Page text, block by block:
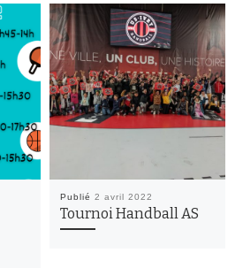
Publié 2 avril 2022
Tournoi Handball AS